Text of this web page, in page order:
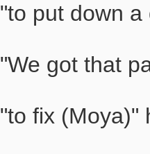
"to put down
"We got that
"to fix (Moya)"